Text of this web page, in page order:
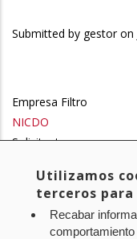
Submitted by gestoron
Empresa Filtro
NICDO
Solicitante
Enlace Videoteca
https://
22com-00096
Utilizamos
terceros
Recabar